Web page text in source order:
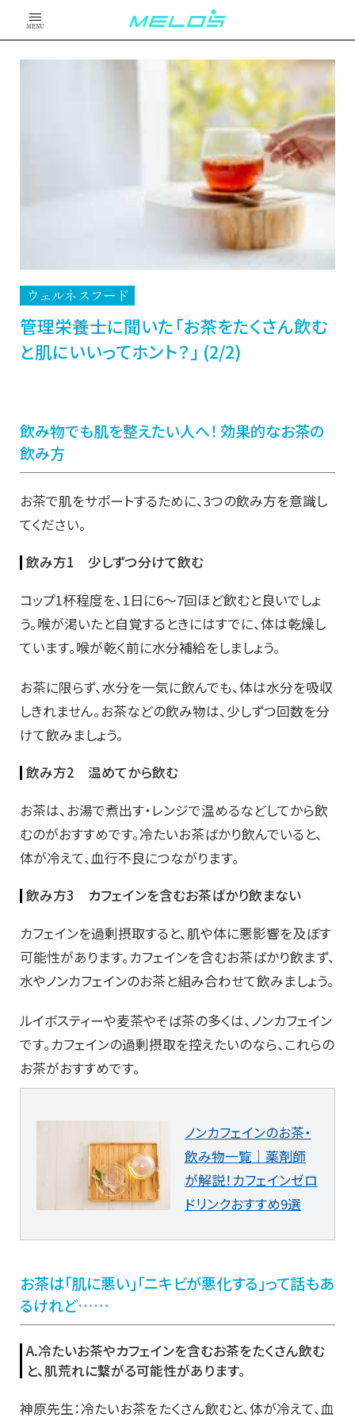
MENU
ウェルネスフード
管理栄養士に聞いた「お茶をたくさん飲む
と肌にいいってホント？」 (2/2)
飲み物でも肌を整えたい人へ！ 効果的なお茶の
飲み方
お茶で肌をサポートするために、3つの飲み方を意識し
てください。
飲み方1 少しずつ分けて飲む
コップ1杯程度を、1日に6～7回ほど飲むと良いでしょ
う。喉が渇いたと自覚するときにはすでに、体は乾燥し
ています。喉が乾く前に水分補給をしましょう。
お茶に限らず、水分を一気に飲んでも、体は水分を吸収
しきれません。お茶などの飲み物は、少しずつ回数を分
けて飲みましょう。
飲み方2 温めてから飲む
お茶は、お湯で煮出す・レンジで温めるなどしてから飲
むのがおすすめです。冷たいお茶ばかり飲んでいると、
体が冷えて、血行不良につながります。
飲み方3 カフェインを含むお茶ばかり飲まない
カフェインを過剰摂取すると、肌や体に悪影響を及ぼす
可能性があります。カフェインを含むお茶ばかり飲まず、
水やノンカフェインのお茶と組み合わせて飲みましょう。
ルイボスティーや麦茶やそば茶の多くは、ノンカフェイン
です。カフェインの過剰摂取を控えたいのなら、これらの
お茶がおすすめです。
ノンカフェインのお茶・
飲み物一覧｜薬剤師
が解説！カフェインゼロ
ドリンクおすすめ9選
お茶は「肌に悪い」「ニキビが悪化する」って話もあ
るけれど……
A.冷たいお茶やカフェインを含むお茶をたくさん飲む
と、肌荒れに繋がる可能性があります。
神原先生：冷たいお茶をたくさん飲むと、体が冷えて、血